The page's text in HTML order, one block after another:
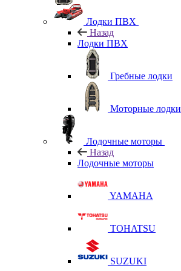
Лодки ПВХ
Назад
Лодки ПВХ
Гребные лодки
Моторные лодки
Лодочные моторы
Назад
Лодочные моторы
YAMAHA
TOHATSU
SUZUKI